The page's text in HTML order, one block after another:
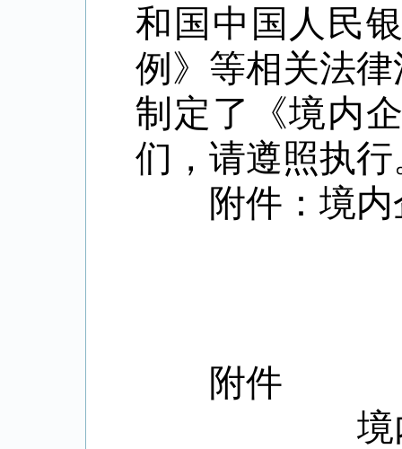
和国中国人民
例》等相关法
制定了《境内
们，请遵照执行
附件：境内
附件